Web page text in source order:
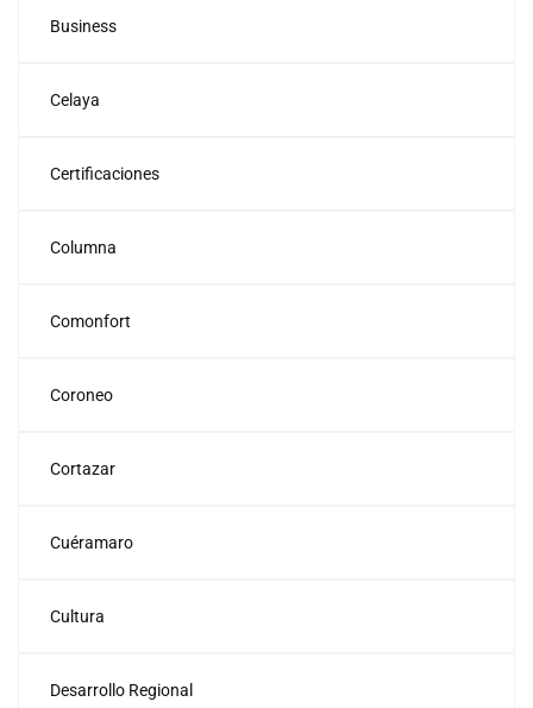
Business
Celaya
Certificaciones
Columna
Comonfort
Coroneo
Cortazar
Cuéramaro
Cultura
Desarrollo Regional